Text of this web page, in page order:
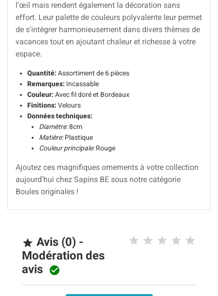
l'œil mais rendent également la décoration sans
effort. Leur palette de couleurs polyvalente leur permet
de s'intégrer harmonieusement dans divers thèmes de
vacances tout en ajoutant chaleur et richesse à votre
espace.
Quantité: Assortiment de 6 pièces
Remarques: Incassable
Couleur: Avec fil doré et Bordeaux
Finitions: Velours
Données techniques:
Diamètre:8cm
Matière:Plastique
Couleur principale:Rouge
Ajoutez ces magnifiques ornements à votre collection
aujourd'hui chez Sapins BE sous notre catégorie
Boules originales !
 Avis (0) -
Modération des
avis 